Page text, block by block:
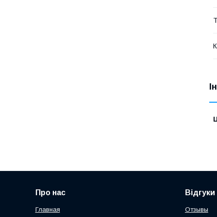
Про нас
Главная Отзывы